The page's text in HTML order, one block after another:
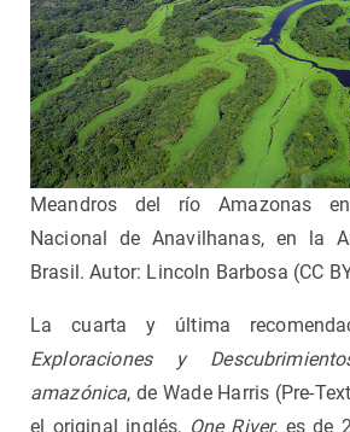
Meandros del río Amazonas
Nacional de Anavilhanas, en la
Brasil. Autor: Lincoln Barbosa (CC
La cuarta y última
Exploraciones y
amazónica, de Wade Harris (Pre-
el original inglés, One River, es de